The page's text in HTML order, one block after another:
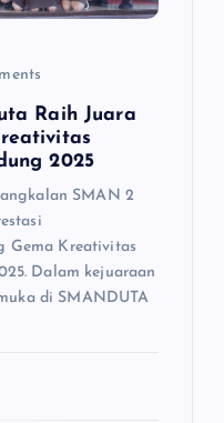
Raih Juara
2025
SMAN 2
Gema Kreativitas
Dalam kejuaraan
di SMANDUTA